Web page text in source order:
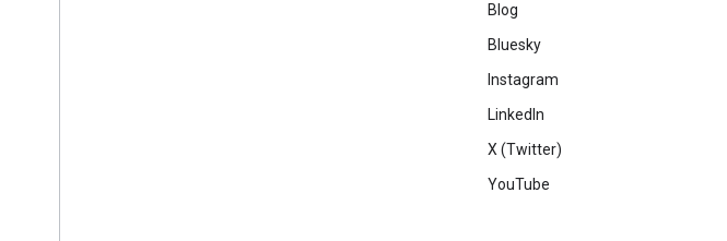
Blog
Bluesky
Instagram
LinkedIn
X (Twitter)
YouTube